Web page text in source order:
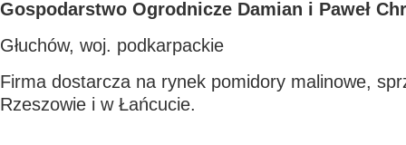
Gospodarstwo Ogrodnicze Damian i Paweł
Głuchów, woj. podkarpackie
Firma dostarcza na rynek pomidory malinowe,
Rzeszowie i w Łańcucie.